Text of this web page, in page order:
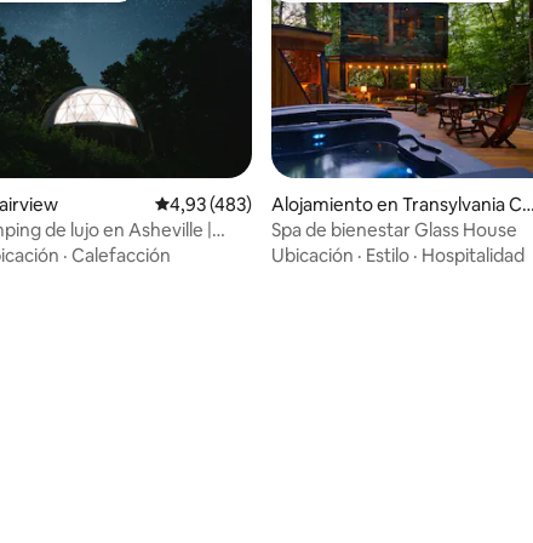
de 5. 288 evaluaciones
Calificación promedio: 4,93 de 5. 483
4,93 (483)
de lujo en Asheville |
jacuzzi
· Calefacción
Alojamiento en Transylvania Co
unty
Spa de bienestar Glass House
Ubicación · Estilo · Hospitalidad